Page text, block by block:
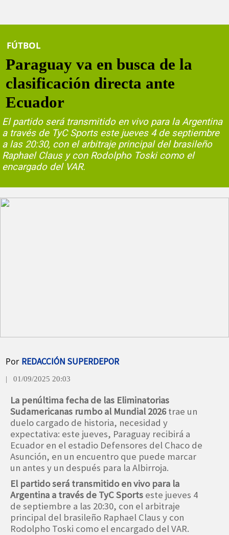
FÚTBOL
Paraguay va en busca de la
clasificación directa ante
Ecuador
El partido será transmitido en vivo para la Argentina
a través de TyC Sports este jueves 4 de septiembre
a las 20:30, con el arbitraje principal del brasileño
Raphael Claus y con Rodolpho Toski como el
encargado del VAR.
Por REDACCIÓN SUPERDEPOR
| 01/09/2025 20:03
La penúltima fecha de las Eliminatorias
Sudamericanas rumbo al Mundial 2026trae un
duelo cargado de historia, necesidad y
expectativa: este jueves, Paraguay recibirá a
Ecuador en el estadio Defensores del Chaco de
Asunción, en un encuentro que puede marcar
un antes y un después para la Albirroja.
El partido será transmitido en vivo para la
Argentina a través de TyC Sports este jueves 4
de septiembre a las 20:30, con el arbitraje
principal del brasileño Raphael Claus y con
Rodolpho Toski como el encargado del VAR.